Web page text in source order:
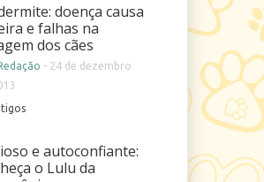
doença causa
e falhas na
dos cães
- 24 de dezembro
e autoconfiante:
o Lulu da